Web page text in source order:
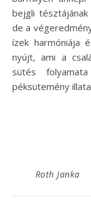
bejgli
de a
ízek harmóniája
nyújt, ami a
sütés
péksütemény
Roth Janka